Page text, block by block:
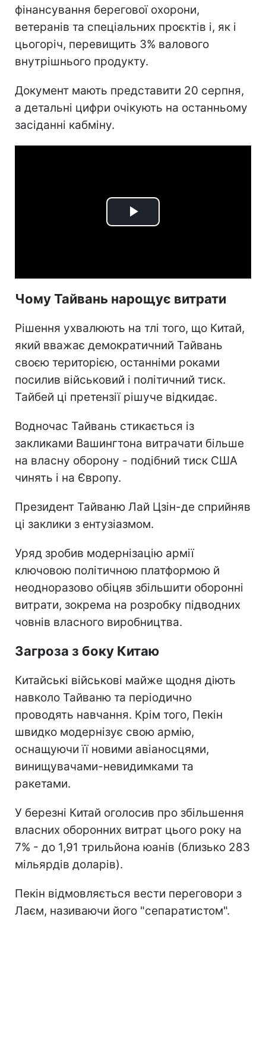
фінансування берегової охорони,
ветеранів та спеціальних проєктів і, як і
цьогоріч, перевищить 3% валового
внутрішнього продукту.
Документ мають представити 20 серпня,
а детальні цифри очікують на останньому
засіданні кабміну.
Play
Чому Тайвань нарощує витрати
Рішення ухвалюють на тлі того, що Китай,
який вважає демократичний Тайвань
своєю територією, останніми роками
посилив військовий і політичний тиск.
Тайбей ці претензії рішуче відкидає.
Водночас Тайвань стикається із
закликами Вашингтона витрачати більше
на власну оборону - подібний тиск США
чинять і на Європу.
Президент Тайваню Лай Цзін-де сприйняв
ці заклики з ентузіазмом.
Уряд зробив модернізацію армії
ключовою політичною платформою й
неодноразово обіцяв збільшити оборонні
витрати, зокрема на розробку підводних
човнів власного виробництва.
Загроза з боку Китаю
Китайські військові майже щодня діють
навколо Тайваню та періодично
проводять навчання. Крім того, Пекін
швидко модернізує свою армію,
оснащуючи її новими авіаносцями,
винищувачами-невидимками та
ракетами.
У березні Китай оголосив про збільшення
власних оборонних витрат цього року на
7% - до 1,91 трильйона юанів (близько 283
мільярдів доларів).
Пекін відмовляється вести переговори з
Лаєм, називаючи його "сепаратистом".